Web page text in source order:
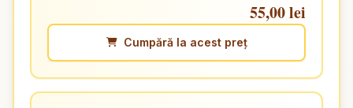
55,00 lei
Cumpără la acest preț